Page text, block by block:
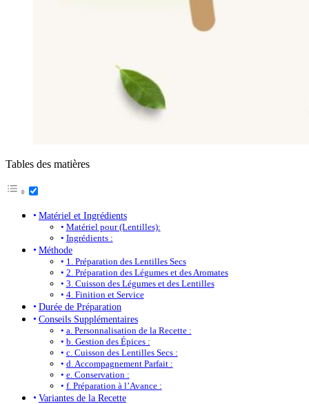
Tables des matières
Matériel et Ingrédients
Matériel pour (Lentilles):
Ingrédients :
Méthode
1. Préparation des Lentilles Secs
2. Préparation des Légumes et des Aromates
3. Cuisson des Légumes et des Lentilles
4. Finition et Service
Durée de Préparation
Conseils Supplémentaires
a. Personnalisation de la Recette :
b. Gestion des Épices :
c. Cuisson des Lentilles Secs :
d. Accompagnement Parfait :
e. Conservation :
f. Préparation à l’Avance :
Variantes de la Recette